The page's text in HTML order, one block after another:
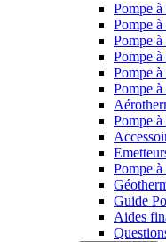
Pompe à
Pompe
Pompe
Pompe à
Pompe
Pompe
Pompe
Pompe
Guide
Aides